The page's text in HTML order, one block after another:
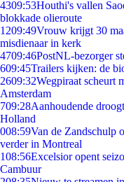
4309:53Houthi's vallen
blokkade olieroute
1209:49Vrouw krijgt 30
misdienaar in kerk
4709:46PostNL-bezorger
609:45Trailers kijken: de
2609:32Wegpiraat scheurt
Amsterdam
709:28Aanhoudende
Holland
008:59Van de Zandschulp
verder in Montreal
108:56Excelsior opent
Cambuur